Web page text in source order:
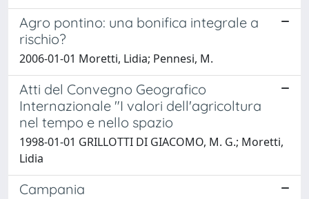
Agro pontino: una bonifica integrale a
rischio?
2006-01-01 Moretti, Lidia; Pennesi, M.
Atti del Convegno Geografico
Internazionale "I valori dell'agricoltura
nel tempo e nello spazio
1998-01-01 GRILLOTTI DI GIACOMO, M. G.; Moretti,
Lidia
Campania